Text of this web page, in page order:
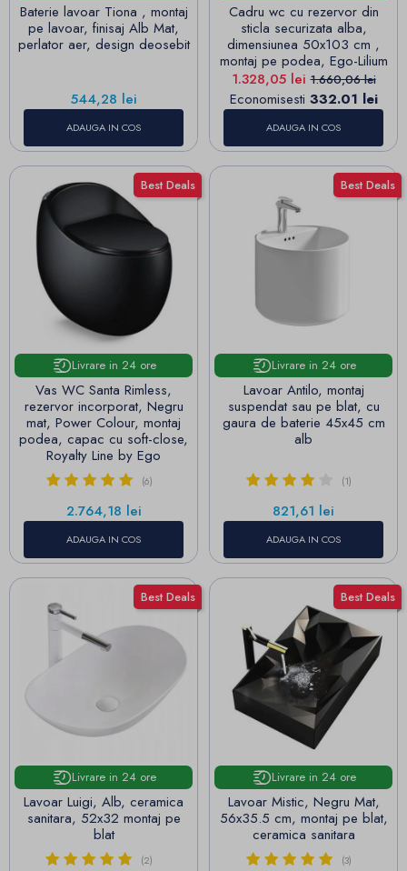
Baterie lavoar Tiona , montaj
pe lavoar, finisaj Alb Mat,
perlator aer, design deosebit
Pret
544,28 lei
ADAUGA IN COS
Cadru wc cu rezervor din
sticla securizata alba,
dimensiunea 50x103 cm ,
montaj pe podea, Ego-Lilium
Pret
1.328,05 leiPret de baza
1.660,06 lei
Economisesti 332.01 lei
ADAUGA IN COS
Best Deals
Livrare in 24 ore
Vas WC Santa Rimless,
rezervor incorporat, Negru
mat, Power Colour, montaj
podea, capac cu soft-close,
Royalty Line by Ego
(6)
Pret
2.764,18 lei
ADAUGA IN COS
Best Deals
Livrare in 24 ore
Lavoar Antilo, montaj
suspendat sau pe blat, cu
gaura de baterie 45x45 cm
alb
(1)
Pret
821,61 lei
ADAUGA IN COS
Best Deals
Livrare in 24 ore
Lavoar Luigi, Alb, ceramica
sanitara, 52x32 montaj pe
blat
(2)
Best Deals
Livrare in 24 ore
Lavoar Mistic, Negru Mat,
56x35.5 cm, montaj pe blat,
ceramica sanitara
(3)